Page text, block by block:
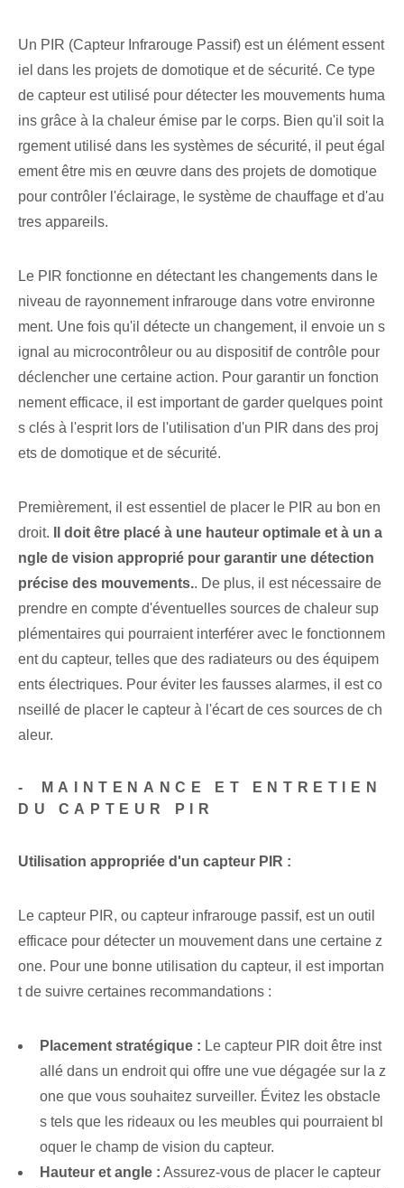
Un PIR⁤ (Capteur Infrarouge Passif) est un élément essent
iel dans les projets de domotique et de sécurité. Ce type
de capteur est utilisé pour détecter les mouvements huma
ins grâce à la chaleur émise par le corps. Bien qu'il soit la
rgement utilisé⁢ dans les systèmes de sécurité, il peut égal
ement‌ être mis en œuvre dans des projets de domotique
pour contrôler l'éclairage, le système de chauffage et d'au
tres appareils.
Le PIR fonctionne en détectant les changements dans le
niveau de rayonnement infrarouge dans votre environne
ment. Une fois qu'il détecte un changement, il envoie un s
ignal au microcontrôleur ou au dispositif de contrôle pour
déclencher une certaine action. Pour garantir un fonction
nement efficace, il est important de garder quelques point
s clés à l'esprit lors de l'utilisation d'un PIR dans des proj
ets de domotique et de sécurité.
Premièrement, il est essentiel de placer le PIR au bon en
droit.
Il doit être placé à une hauteur optimale et à un a
ngle de vision approprié pour garantir une détection
précise des mouvements.. De plus, il est nécessaire de
prendre en compte d'éventuelles ⁤sources de chaleur‌ sup
plémentaires qui pourraient interférer‌ avec le fonctionnem
ent du capteur, telles que des radiateurs ou des ⁢équipem
ents électriques. Pour éviter les fausses alarmes, il est co
nseillé de placer le capteur à l'écart de ces sources de ch
aleur.
-⁤ MAINTENANCE ET ENTRETIEN
DU‌ CAPTEUR PIR
Utilisation appropriée d'un capteur PIR⁤ :
Le capteur PIR, ou capteur infrarouge passif, est un outil
efficace pour détecter un mouvement dans une certaine z
one. Pour une bonne utilisation du capteur, il est importan
t de suivre certaines recommandations :
Placement stratégique : Le ‌capteur PIR doit être inst
allé dans un endroit qui ‌offre une vue dégagée sur la z
one que vous souhaitez⁤ surveiller. Évitez les obstacle
s tels que les rideaux ou les meubles qui pourraient bl
oquer le champ de vision du capteur.
Hauteur et angle : Assurez-vous de placer le capteur